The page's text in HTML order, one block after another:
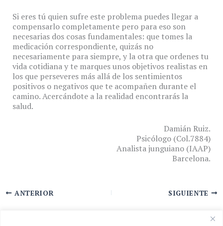
Si eres tú quien sufre este problema puedes llegar a
compensarlo completamente pero para eso son
necesarias dos cosas fundamentales: que tomes la
medicación correspondiente, quizás no
necesariamente para siempre, y la otra que ordenes tu
vida cotidiana y te marques unos objetivos realistas en
los que perseveres más allá de los sentimientos
positivos o negativos que te acompañen durante el
camino. Acercándote a la realidad encontrarás la
salud.
Damián Ruiz.
Psicólogo (Col.7884)
Analista junguiano (IAAP)
Barcelona.
ANTERIOR SIGUIENTE